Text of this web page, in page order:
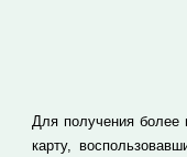
Для получения более
карту,